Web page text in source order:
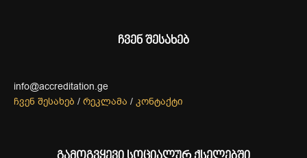
ჩვენ შესახებ
info@accreditation.ge
ჩვენ შესახებ / რეკლამა / კონტაქტი